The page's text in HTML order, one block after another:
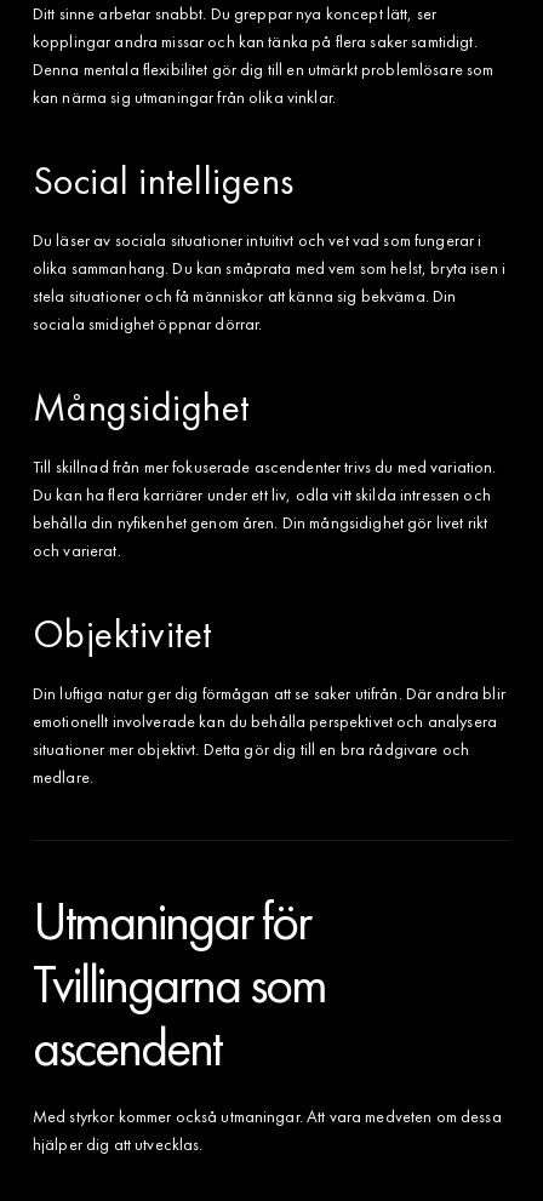
Ditt sinne arbetar snabbt. Du greppar nya koncept lätt, ser
kopplingar andra missar och kan tänka på flera saker samtidigt.
Denna mentala flexibilitet gör dig till en utmärkt problemlösare som
kan närma sig utmaningar från olika vinklar.
Social intelligens
Du läser av sociala situationer intuitivt och vet vad som fungerar i
olika sammanhang. Du kan småprata med vem som helst, bryta isen i
stela situationer och få människor att känna sig bekväma. Din
sociala smidighet öppnar dörrar.
Mångsidighet
Till skillnad från mer fokuserade ascendenter trivs du med variation.
Du kan ha flera karriärer under ett liv, odla vitt skilda intressen och
behålla din nyfikenhet genom åren. Din mångsidighet gör livet rikt
och varierat.
Objektivitet
Din luftiga natur ger dig förmågan att se saker utifrån. Där andra blir
emotionellt involverade kan du behålla perspektivet och analysera
situationer mer objektivt. Detta gör dig till en bra rådgivare och
medlare.
Utmaningar för
Tvillingarna som
ascendent
Med styrkor kommer också utmaningar. Att vara medveten om dessa
hjälper dig att utvecklas.